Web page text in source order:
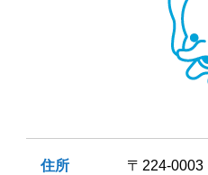
住所
〒224-